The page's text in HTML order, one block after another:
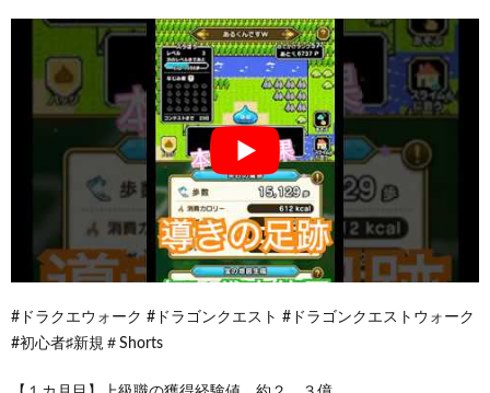
#ドラクエウォーク #ドラゴンクエスト #ドラゴンクエストウォーク
#初心者♯新規＃Shorts